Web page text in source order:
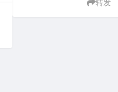
转发